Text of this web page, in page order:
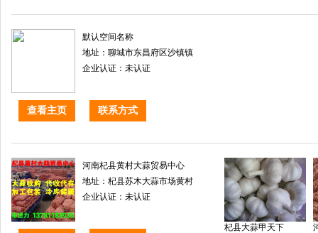
默认空间名称
地址：聊城市东昌府区沙镇镇
企业认证：未认证
查看主页 联系方式
河南杞县黄村大蒜贸易中心
地址：杞县苏木大蒜市场黄村
企业认证：未认证
杞县大蒜甲天下